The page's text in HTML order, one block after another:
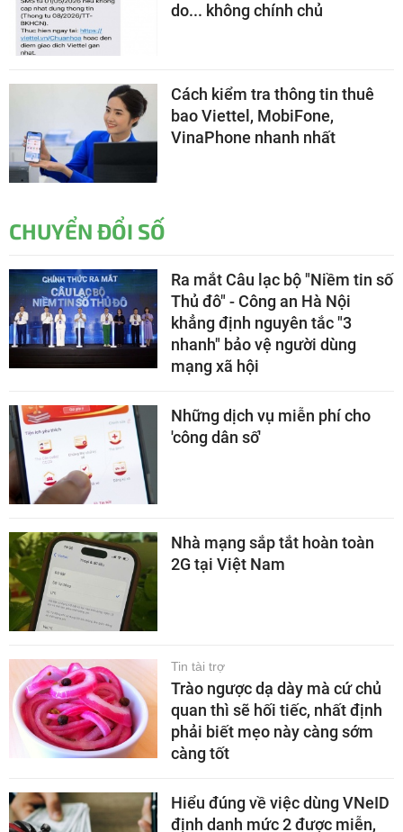
do... không chính chủ
Cách kiểm tra thông tin thuê
bao Viettel, MobiFone,
VinaPhone nhanh nhất
CHUYỂN ĐỔI SỐ
Ra mắt Câu lạc bộ "Niềm tin số
Thủ đô" - Công an Hà Nội
khẳng định nguyên tắc "3
nhanh" bảo vệ người dùng
mạng xã hội
Những dịch vụ miễn phí cho
'công dân số'
Nhà mạng sắp tắt hoàn toàn
2G tại Việt Nam
Tin tài trợ
Trào ngược dạ dày mà cứ chủ
quan thì sẽ hối tiếc, nhất định
phải biết mẹo này càng sớm
càng tốt
Hiểu đúng về việc dùng VNeID
định danh mức 2 được miễn,